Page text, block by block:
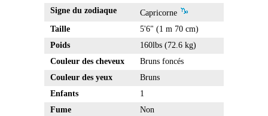
Signe du zodiaque
Capricorne
Taille
5'6" (1 m 70 cm)
Poids
160lbs (72.6 kg)
Couleur des cheveux
Bruns foncés
Couleur des yeux
Bruns
Enfants
1
Fume
Non